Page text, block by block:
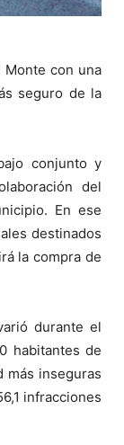
Monte con una
seguro de la
conjunto y
del
En ese
destinados
la compra de
durante el
habitantes de
más inseguras
infracciones